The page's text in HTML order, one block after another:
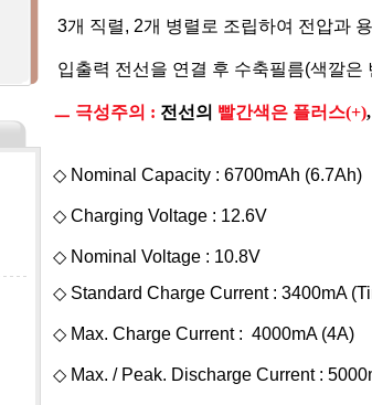
3개 직렬, 2개 병렬로 조립하여 전압과
입출력 전선을 연결 후 수축필름(색깔은
ㅡ 극성주의 : 전선의 빨간색은 플러스(+)
◇ Nominal Capacity : 6700mAh (6.7Ah)
◇ Charging Voltage : 12.6V
◇ Nominal Voltage : 10.8V
◇ Standard Charge Current : 3400mA
◇ Max. Charge Current : 4000mA (4A)
◇ Max. / Peak. Discharge Current :